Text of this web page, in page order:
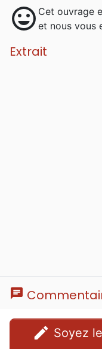
mood Cet ouvrage
et nous vous
Extrait
chat
edit